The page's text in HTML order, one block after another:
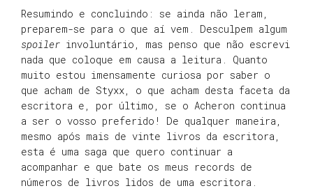
Resumindo e concluindo: se ainda não leram,
preparem-se para o que aí vem. Desculpem algum
spoiler involuntário, mas penso que não escrevi
nada que coloque em causa a leitura. Quanto
muito estou imensamente curiosa por saber o
que acham de Styxx, o que acham desta faceta da
escritora e, por último, se o Acheron continua
a ser o vosso preferido! De qualquer maneira,
mesmo após mais de vinte livros da escritora,
esta é uma saga que quero continuar a
acompanhar e que bate os meus records de
números de livros lidos de uma escritora.